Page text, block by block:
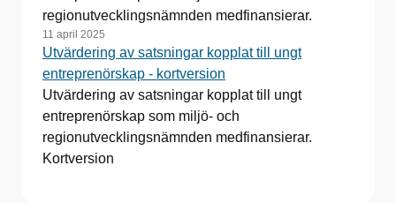
regionutvecklingsnämnden medfinansierar.
11 april 2025
Utvärdering av satsningar kopplat till ungt
entreprenörskap - kortversion
Utvärdering av satsningar kopplat till ungt
entreprenörskap som miljö- och
regionutvecklingsnämnden medfinansierar.
Kortversion